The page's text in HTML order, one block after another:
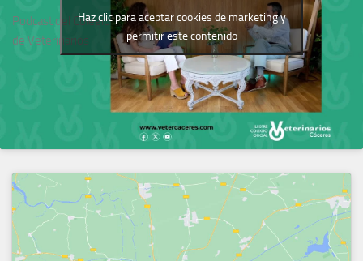
Podcast del Colegio
de Veterinarios
Haz clic para aceptar cookies de marketing y
permitir este contenido